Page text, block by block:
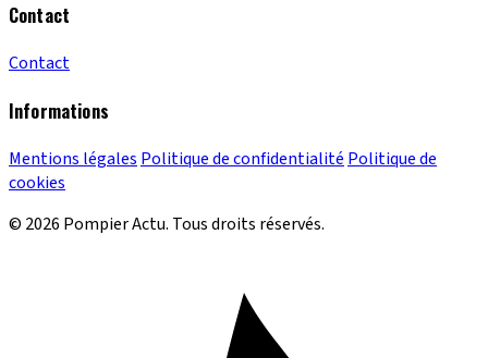
Contact
Contact
Informations
Mentions légalesPolitique de confidentialitéPolitique de
cookies
© 2026 Pompier Actu. Tous droits réservés.